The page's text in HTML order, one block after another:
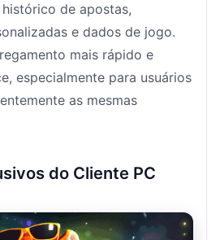
de apostas,
e dados de jogo.
mais rápido e
especialmente para usuários
as mesmas
do Cliente PC